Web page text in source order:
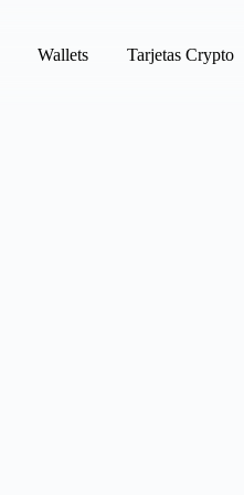
Wallets Tarjetas Crypto